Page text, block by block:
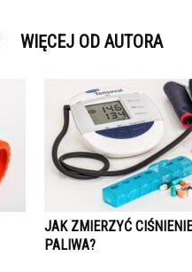
WIĘCEJ OD AUTORA
JAK ZMIERZYĆ CIŚNIENIE
PALIWA?